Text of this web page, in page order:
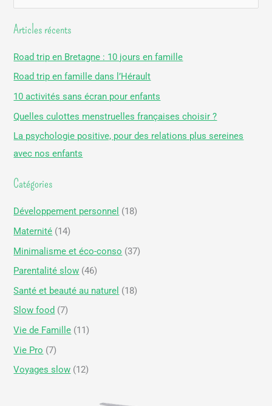
c
r
c
h
e
r
:
Articles récents
Road trip en Bretagne : 10 jours en famille
Road trip en famille dans l’Hérault
10 activités sans écran pour enfants
Quelles culottes menstruelles françaises choisir ?
La psychologie positive, pour des relations plus sereines
avec nos enfants
Catégories
Développement personnel (18)
Maternité (14)
Minimalisme et éco-conso (37)
Parentalité slow (46)
Santé et beauté au naturel (18)
Slow food (7)
Vie de Famille (11)
Vie Pro (7)
Voyages slow (12)